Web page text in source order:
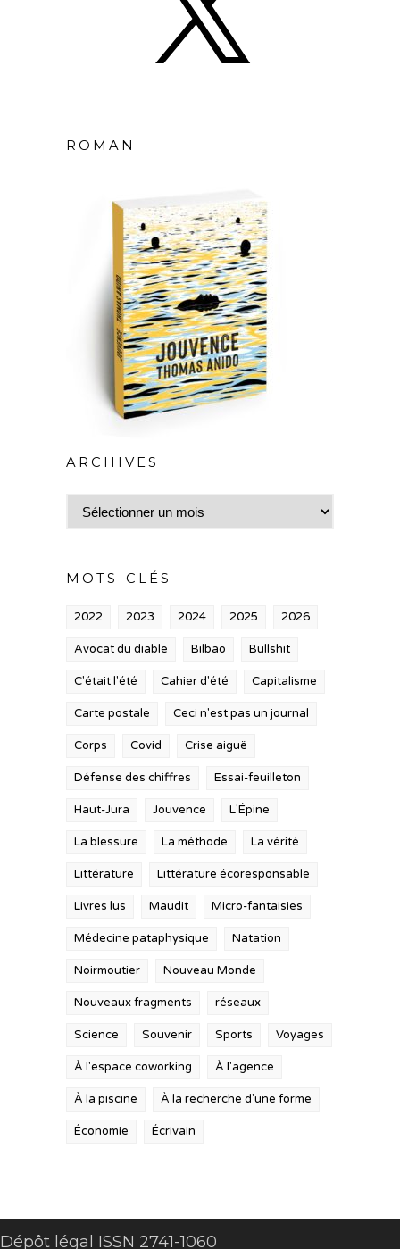
ROMAN
ARCHIVES
Archives
MOTS-CLÉS
2022 2023 2024 2025 2026
Avocat du diable Bilbao Bullshit
C'était l'été Cahier d'été Capitalisme
Carte postale Ceci n'est pas un journal
Corps Covid Crise aiguë
Défense des chiffres Essai-feuilleton
Haut-Jura Jouvence L'Épine
La blessure La méthode La vérité
Littérature Littérature écoresponsable
Livres lus Maudit Micro-fantaisies
Médecine pataphysique Natation
Noirmoutier Nouveau Monde
Nouveaux fragments réseaux
Science Souvenir Sports Voyages
À l'espace coworking À l'agence
À la piscine À la recherche d'une forme
Économie Écrivain
Dépôt légal ISSN 2741-1060